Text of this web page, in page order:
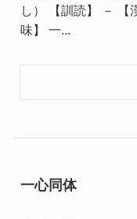
し） 【訓読】 － 【
味】 一...
一心同体